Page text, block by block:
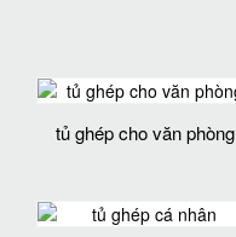
tủ ghép cho văn phòng